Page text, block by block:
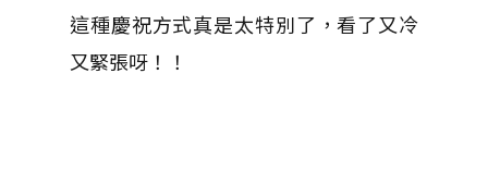
這種慶祝方式真是太特別了，看了又冷
又緊張呀！！